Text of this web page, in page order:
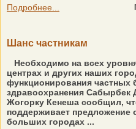
Подробнее...
Шанс частникам
Необходимо на всех
центрах и других наших
функционирования частных
здравоохранения Сабырбек
Жогорку Кенеша сообщил,
поддерживает предложение
больших городах ...